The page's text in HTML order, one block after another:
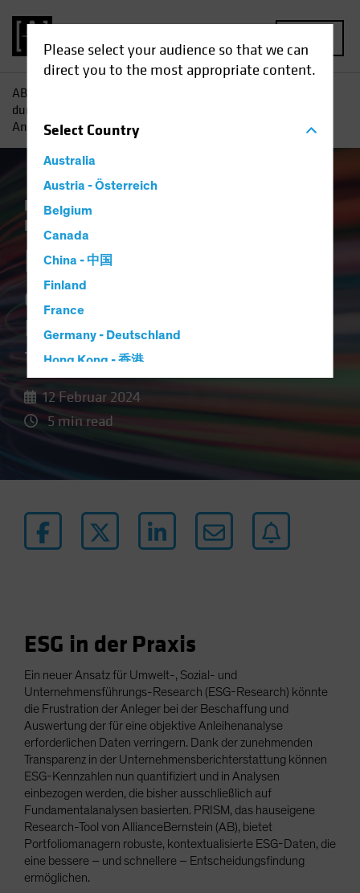
Please select your audience so that we can
direct you to the most appropriate content.
SelectCountry
Australia
Austria - Österreich
Belgium
Canada
China - 中国
Finland
France
Germany - Deutschland
Hong Kong - 香港
Luxembourg and Other EMEA
Netherlands
Poland
South Korea - 대한민국
Spain
Sweden
Switzerland
Taiwan - 台灣
UK
United States (US Citizens)
US (Non-US Citizens/NRC)
AB
durchbrechen Bessere und schnellere Daten für
Anleiheninvestoren
Nachhaltigkeit ESG
Innovation
Die ESG-Mauer
durchbrechen
Bessere und schnellere Daten
für Anleiheninvestoren
12 Februar 2024
5 min read
ESG in der Praxis
Ein neuer Ansatz für Umwelt-, Sozial- und
Unternehmensführungs-Research (ESG-Research) könnte
die Frustration der Anleger bei der Beschaffung und
Auswertung der für eine objektive Anleihenanalyse
erforderlichen Daten verringern. Dank der zunehmenden
Transparenz in der Unternehmensberichterstattung können
ESG-Kennzahlen nun quantifiziert und in Analysen
einbezogen werden, die bisher ausschließlich auf
Fundamentalanalysen basierten. PRISM, das hauseigene
Research-Tool von AllianceBernstein (AB), bietet
Portfoliomanagern robuste, kontextualisierte ESG-Daten, die
eine bessere – und schnellere – Entscheidungsfindung
ermöglichen.